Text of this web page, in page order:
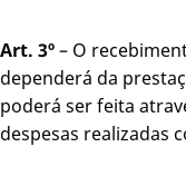
Art. 3º– O
dependerá da
poderá ser feita
despesas realizadas